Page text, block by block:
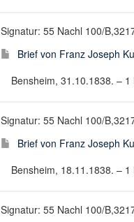
Signatur: 55 Nachl 100/
Brief von Franz Joseph
Bensheim, 31.10.1838. –
Signatur: 55 Nachl 100/
Brief von Franz Joseph
Bensheim, 18.11.1838. –
Signatur: 55 Nachl 100/